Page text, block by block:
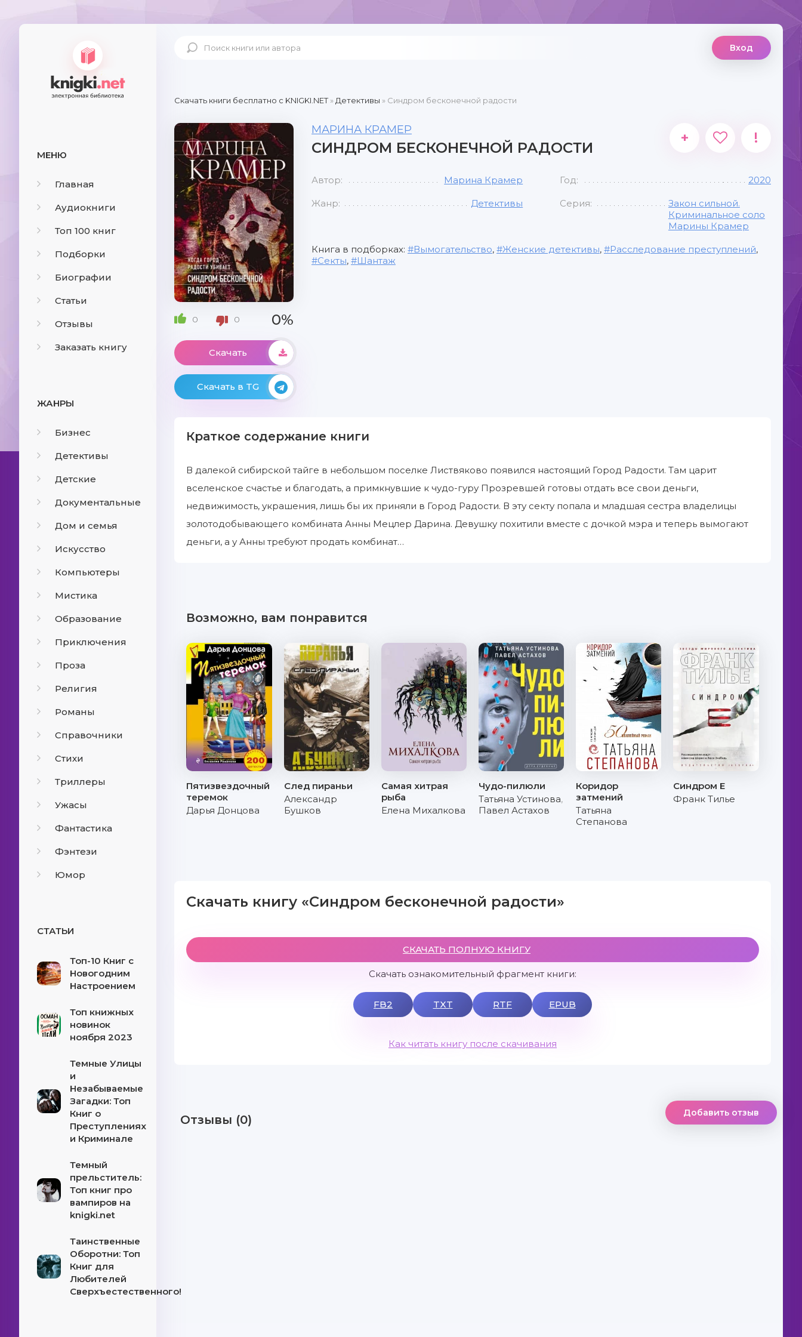
МЕНЮ
Главная
Аудиокниги
Топ 100 книг
Подборки
Биографии
Статьи
Отзывы
Заказать книгу
ЖАНРЫ
Бизнес
Детективы
Детские
Документальные
Дом и семья
Искусство
Компьютеры
Мистика
Образование
Приключения
Проза
Религия
Романы
Справочники
Стихи
Триллеры
Ужасы
Фантастика
Фэнтези
Юмор
СТАТЬИ
Топ-10 Книг с
Новогодним
Настроением
Топ книжных
новинок
ноября 2023
Темные Улицы
и
Незабываемые
Загадки: Топ
Книг о
Преступлениях
и Криминале
Темный
прельститель:
Топ книг про
вампиров на
knigki.net
Таинственные
Оборотни: Топ
Книг для
Любителей
Сверхъестественного!
Вход
Скачать книги бесплатно c KNIGKI.NET» Детективы » Синдром бесконечной радости
0 0 0%
Скачать
Скачать в TG
МАРИНА КРАМЕР
СИНДРОМ БЕСКОНЕЧНОЙ РАДОСТИ
+ !
Автор: Марина Крамер Год: 2020
Жанр: Детективы Серия:
Закон сильной.
Криминальное соло
Марины Крамер
Книга в подборках: Вымогательство, Женские детективы, Расследование преступлений,
Секты, Шантаж
Краткое содержание книги
В далекой сибирской тайге в небольшом поселке Листвяково появился настоящий Город Радости. Там царит
вселенское счастье и благодать, а примкнувшие к чудо-гуру Прозревшей готовы отдать все свои деньги,
недвижимость, украшения, лишь бы их приняли в Город Радости. В эту секту попала и младшая сестра владелицы
золотодобывающего комбината Анны Мецлер Дарина. Девушку похитили вместе с дочкой мэра и теперь вымогают
деньги, а у Анны требуют продать комбинат…
Возможно, вам понравится
Пятизвездочный
теремок
Дарья Донцова
След пираньи
Александр
Бушков
Самая хитрая
рыба
Елена Михалкова
Чудо-пилюли
Татьяна Устинова,
Павел Астахов
Коридор
затмений
Татьяна
Степанова
Синдром Е
Франк Тилье
Скачать книгу «Синдром бесконечной радости»
СКАЧАТЬ ПОЛНУЮ КНИГУ
Скачать ознакомительный фрагмент книги:
FB2 TXT RTF EPUB
Как читать книгу после скачивания
Отзывы (0) Добавить отзыв